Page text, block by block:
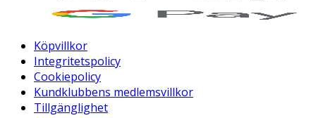
Köpvillkor
Integritetspolicy
Cookiepolicy
Kundklubbens medlemsvillkor
Tillgänglighet